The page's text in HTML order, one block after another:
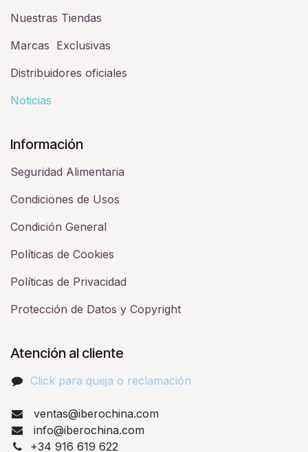
Nuestras Tiendas
Marcas Exclusivas
Distribuidores oficiales
Noticias
Información
Seguridad Alimentaria
Condiciones de Usos
Condición General
Políticas de Cookies
Políticas de Privacidad
Protección de Datos y Copyright
Atención al cliente
Click para queja o reclamación​
ventas@iberochina.com
info@iberochina.com
+34 916 619 622